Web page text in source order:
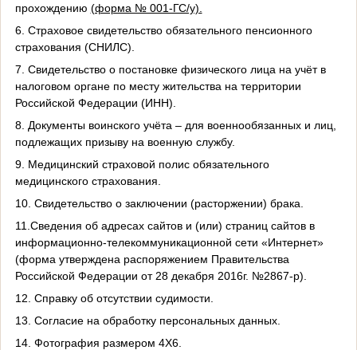
прохождению (форма № 001-ГС/у).
6. Страховое свидетельство обязательного пенсионного
страхования (СНИЛС).
7. Свидетельство о постановке физического лица на учёт в
налоговом органе по месту жительства на территории
Российской Федерации (ИНН).
8. Документы воинского учёта – для военнообязанных и лиц,
подлежащих призыву на военную службу.
9. Медицинский страховой полис обязательного
медицинского страхования.
10. Свидетельство о заключении (расторжении) брака.
11.Сведения об адресах сайтов и (или) страниц сайтов в
информационно-телекоммуникационной сети «Интернет»
(форма утверждена распоряжением Правительства
Российской Федерации от 28 декабря 2016г. №2867-р).
12. Справку об отсутствии судимости.
13. Согласие на обработку персональных данных.
14. Фотография размером 4Х6.